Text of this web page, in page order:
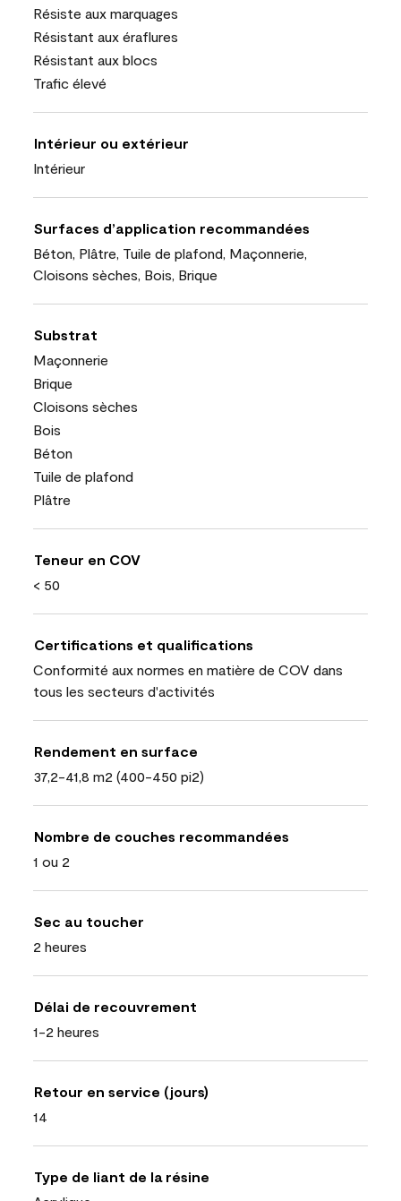
Résiste aux marquages
Résistant aux éraflures
Résistant aux blocs
Trafic élevé
Intérieur ou extérieur
Intérieur
Surfaces d’application recommandées
Béton, Plâtre, Tuile de plafond, Maçonnerie,
Cloisons sèches, Bois, Brique
Substrat
Maçonnerie
Brique
Cloisons sèches
Bois
Béton
Tuile de plafond
Plâtre
Teneur en COV
< 50
Certifications et qualifications
Conformité aux normes en matière de COV dans
tous les secteurs d'activités
Rendement en surface
37,2-41,8 m2 (400-450 pi2)
Nombre de couches recommandées
1 ou 2
Sec au toucher
2 heures
Délai de recouvrement
1-2 heures
Retour en service (jours)
14
Type de liant de la résine